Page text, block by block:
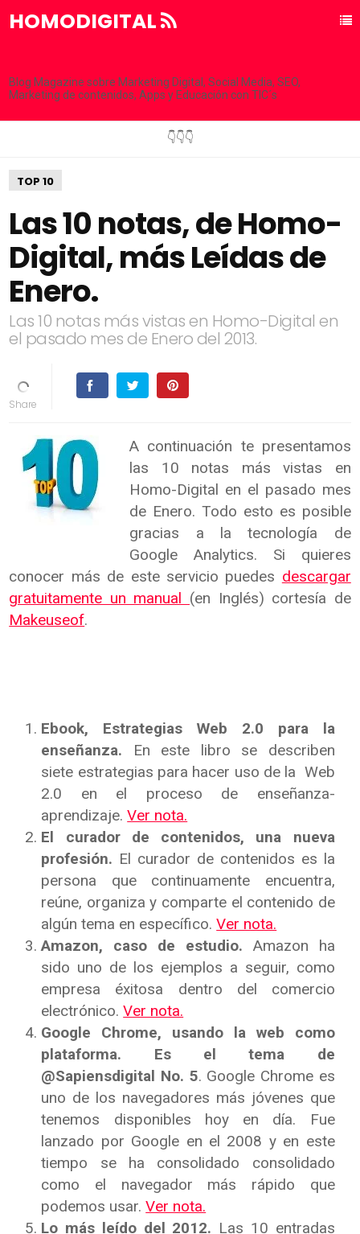
HOMODIGITAL
Blog Magazine sobre Marketing Digital, Social Media, SEO,
Marketing de contenidos, Apps y Educación con TIC´s
👇👇👇
TOP 10
Las 10 notas, de Homo-
Digital, más Leídas de
Enero.
Las 10 notas más vistas en Homo-Digital en
el pasado mes de Enero del 2013.
A continuación te presentamos
las 10 notas más vistas en
Homo-Digital en el pasado mes
de Enero. Todo esto es posible
gracias a la tecnología de
Google Analytics. Si quieres
conocer más de este servicio puedes descargar
gratuitamente un manual (en Inglés) cortesía de
Makeuseof.
Ebook, Estrategias Web 2.0 para la
enseñanza. En este libro se describen
siete estrategias para hacer uso de la Web
2.0 en el proceso de enseñanza-
aprendizaje.Ver nota.
El curador de contenidos, una nueva
profesión. El curador de contenidos es la
persona que continuamente encuentra,
reúne, organiza y comparte el contenido de
algún tema en específico.Ver nota.
Amazon, caso de estudio. Amazon ha
sido uno de los ejemplos a seguir, como
empresa éxitosa dentro del comercio
electrónico.Ver nota.
Google Chrome, usando la web como
plataforma. Es el tema de
@Sapiensdigital No. 5. Google Chrome es
uno de los navegadores más jóvenes que
tenemos disponibles hoy en día. Fue
lanzado por Google en el 2008 y en este
tiempo se ha consolidado consolidado
como el navegador más rápido que
podemos usar.Ver nota.
Lo más leído del 2012. Las 10 entradas